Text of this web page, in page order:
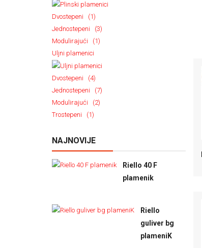
Dvostepeni (1)
Jednostepeni (3)
Modulirajući (1)
Uljni plamenici
Dvostepeni (4)
Jednostepeni (7)
Modulirajući (2)
Trostepeni (1)
NAJNOVIJE
Riello 40 F
plamenik
Riello
guliver bg
plameniK